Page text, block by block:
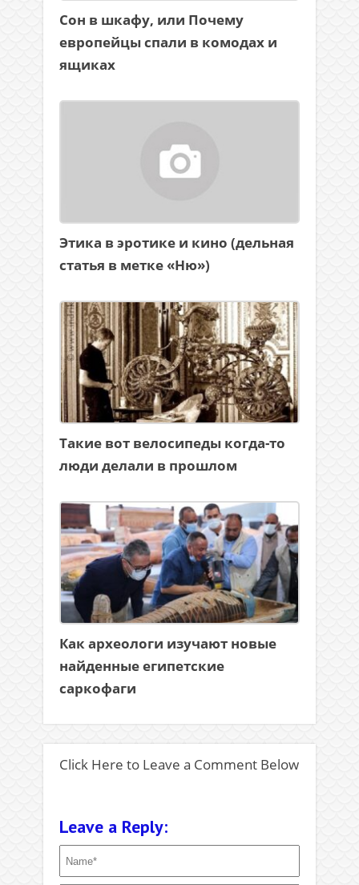
Сон в шкафу, или Почему
европейцы спали в комодах и
ящиках
Этика в эротике и кино (дельная
статья в метке «Ню»)
Такие вот велосипеды когда-то
люди делали в прошлом
Как археологи изучают новые
найденные египетские
саркофаги
Click Here to Leave a Comment Below
Leave a Reply: